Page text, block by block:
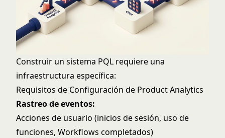
Construir un sistema PQL requiere una
infraestructura específica:
Requisitos de Configuración de Product Analytics
Rastreo de eventos:
Acciones de usuario (inicios de sesión, uso de
funciones, Workflows completados)